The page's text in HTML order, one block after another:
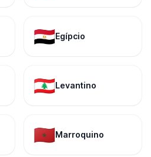
🇪🇬Egípcio
🇱🇧Levantino
🇲🇦Marroquino